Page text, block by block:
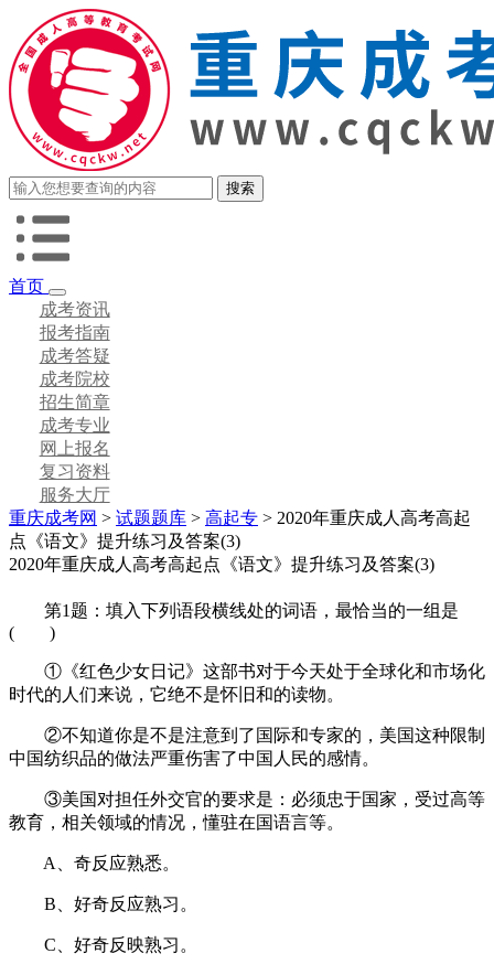
首页
成考资讯
报考指南
成考答疑
成考院校
招生简章
成考专业
网上报名
复习资料
服务大厅
重庆成考网 > 试题题库 > 高起专 > 2020年重庆成人高考高起
点《语文》提升练习及答案(3)
2020年重庆成人高考高起点《语文》提升练习及答案(3)
第1题：填入下列语段横线处的词语，最恰当的一组是
( )
①《红色少女日记》这部书对于今天处于全球化和市场化
时代的人们来说，它绝不是怀旧和的读物。
②不知道你是不是注意到了国际和专家的，美国这种限制
中国纺织品的做法严重伤害了中国人民的感情。
③美国对担任外交官的要求是：必须忠于国家，受过高等
教育，相关领域的情况，懂驻在国语言等。
A、奇反应熟悉。
B、好奇反应熟习。
C、好奇反映熟习。